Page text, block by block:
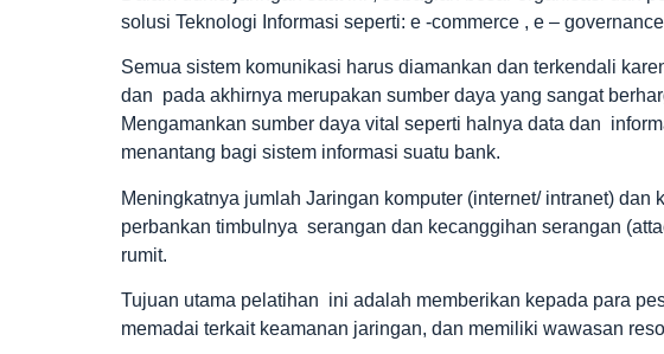
solusi Teknologi Informasi seperti: e -commerce , e –
Semua sistem komunikasi harus diamankan dan terkendali
dan pada akhirnya merupakan sumber daya yang sangat
Mengamankan sumber daya vital seperti halnya data dan
menantang bagi sistem informasi suatu bank.
Meningkatnya jumlah Jaringan komputer (internet/ intranet)
perbankan timbulnya serangan dan kecanggihan serangan
rumit.
Tujuan utama pelatihan ini adalah memberikan kepada para
memadai terkait keamanan jaringan, dan memiliki wawasan